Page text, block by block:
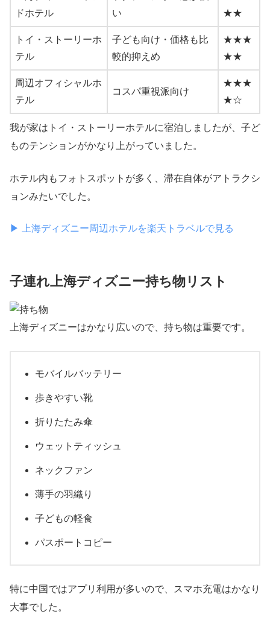
ドホテル
い
★★
トイ・ストーリーホ
テル
子ども向け・価格も比
較的抑えめ
★★★
★★
周辺オフィシャルホ
テル
コスパ重視派向け
★★★
★☆
我が家はトイ・ストーリーホテルに宿泊しましたが、子ど
ものテンションがかなり上がっていました。
ホテル内もフォトスポットが多く、滞在自体がアトラクシ
ョンみたいでした。
▶ 上海ディズニー周辺ホテルを楽天トラベルで見る
子連れ上海ディズニー持ち物リスト
上海ディズニーはかなり広いので、持ち物は重要です。
モバイルバッテリー
歩きやすい靴
折りたたみ傘
ウェットティッシュ
ネックファン
薄手の羽織り
子どもの軽食
パスポートコピー
特に中国ではアプリ利用が多いので、スマホ充電はかなり
大事でした。